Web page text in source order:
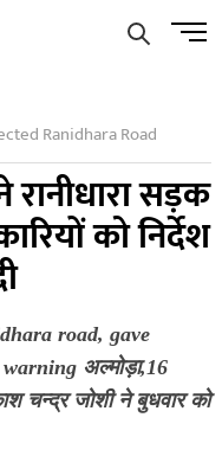
Menu
Ranidhara Road
रानीधारा सड़क
को निर्देश
road, gave
अल्मोड़ा,16
चन्द्र जोशी ने बुधवार को